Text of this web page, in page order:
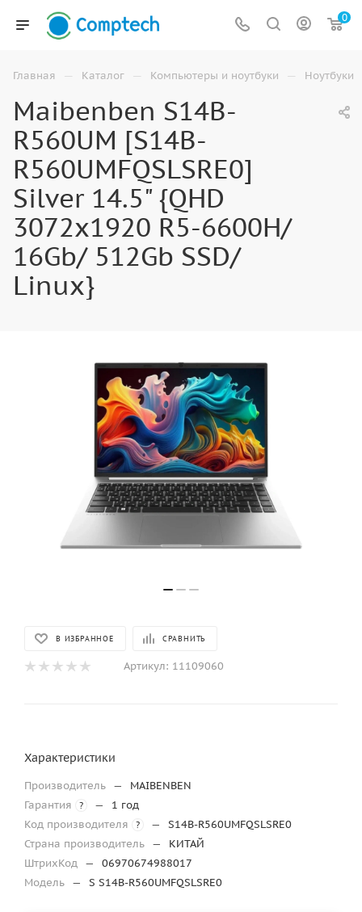
0
Главная — Каталог — Компьютеры и ноутбуки — Ноутбуки
Maibenben S14B-
R560UM [S14B-
R560UMFQSLSRE0]
Silver 14.5" {QHD
3072x1920 R5-6600H/
16Gb/ 512Gb SSD/
Linux}
В ИЗБРАННОЕ СРАВНИТЬ
Артикул: 11109060
Характеристики
Производитель —
MAIBENBEN
Гарантия
? —
1 год
Код производителя
? —
S14B-R560UMFQSLSRE0
Страна производитель —
КИТАЙ
ШтрихКод —
06970674988017
Модель — S S14B-R560UMFQSLSRE0